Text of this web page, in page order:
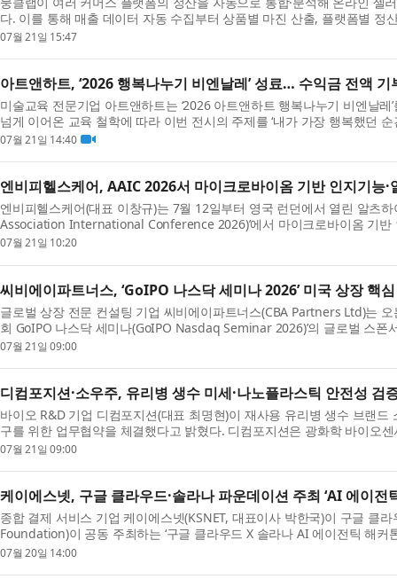
다. 이를 통해 매출 데이터 자동 수집부터 상품별 마진 산출, 플랫폼별
...
07월 21일 15:47
아트앤하트, ‘2026 행복나누기 비엔날레’ 성료… 수익금 전액 기
미술교육 전문기업 아트앤하트는 ‘2026 아트앤하트 행복나누기 비엔날
넘게 이어온 교육 철학에 따라 이번 전시의 주제를 ‘내가 가장 행복했던
들...
07월 21일 14:40
엔비피헬스케어, AAIC 2026서 마이크로바이옴 기반 인지기능
엔비피헬스케어(대표 이창규)는 7월 12일부터 영국 런던에서 열린 알츠
Association International Conference 2026)’에서 마이크로바이옴 기반
성된 생균치료...
07월 21일 10:20
씨비에이파트너스, ‘GoIPO 나스닥 세미나 2026’ 미국 상장 핵
글로벌 상장 전문 컨설팅 기업 씨비에이파트너스(CBA Partners Ltd)는
회 GoIPO 나스닥 세미나(GoIPO Nasdaq Seminar 2026)’의 글로벌 스
참여하는...
07월 21일 09:00
디컴포지션·소우주, 유리병 생수 미세·나노플라스틱 안전성 검
바이오 R&D 기업 디컴포지션(대표 최명현)이 재사용 유리병 생수 브랜
구를 위한 업무협약을 체결했다고 밝혔다. 디컴포지션은 광화학 바이오
유한 ...
07월 21일 09:00
케이에스넷, 구글 클라우드·솔라나 파운데이션 주최 ‘AI 에이전
종합 결제 서비스 기업 케이에스넷(KSNET, 대표이사 박한국)이 구글 클
Foundation)이 공동 주최하는 ‘구글 클라우드 X 솔라나 AI 에이전틱 해
일이 승인...
07월 20일 14:00